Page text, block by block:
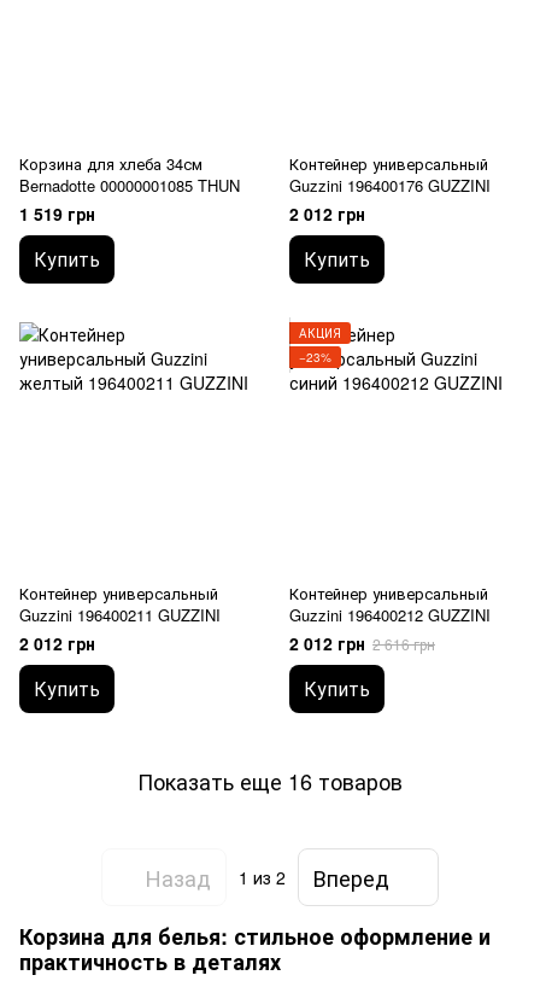
Корзина для хлеба 34см
Bernadotte 00000001085 THUN
1 519 грн
Купить
Контейнер универсальный
Guzzini 196400176 GUZZINI
2 012 грн
Купить
Контейнер универсальный
Guzzini 196400211 GUZZINI
2 012 грн
Купить
АКЦИЯ
−23%
Контейнер универсальный
Guzzini 196400212 GUZZINI
2 012 грн 2 616 грн
Купить
Показать еще 16 товаров
Назад 1 из 2
Вперед
Корзина для белья: стильное оформление и
практичность в деталях